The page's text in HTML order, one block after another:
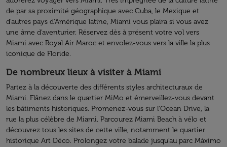
de par sa proximité géographique avec Cuba, le Mexique et
d'autres pays d'Amérique latine, Miami vous plaira si vous avez
une âme d’aventurier. Réservez dès à présent votre vol vers
Miami avec Royal Air Maroc et envolez-vous vers la ville la plus
iconique de Floride.
De nombreux lieux à visiter à Miami
Partez à la découverte des différents styles architecturaux de
Miami. Flânez dans le quartier MiMo et émerveillez-vous devant
les bâtiments historiques. Promenez-vous sur l'Ocean Drive, la
rue la plus célèbre de Miami. Parcourez Miami Beach à vélo et
découvrez tous les sites de cette ville, notamment le quartier
historique Art Déco. Prolongez votre balade jusqu’au parc Máximo